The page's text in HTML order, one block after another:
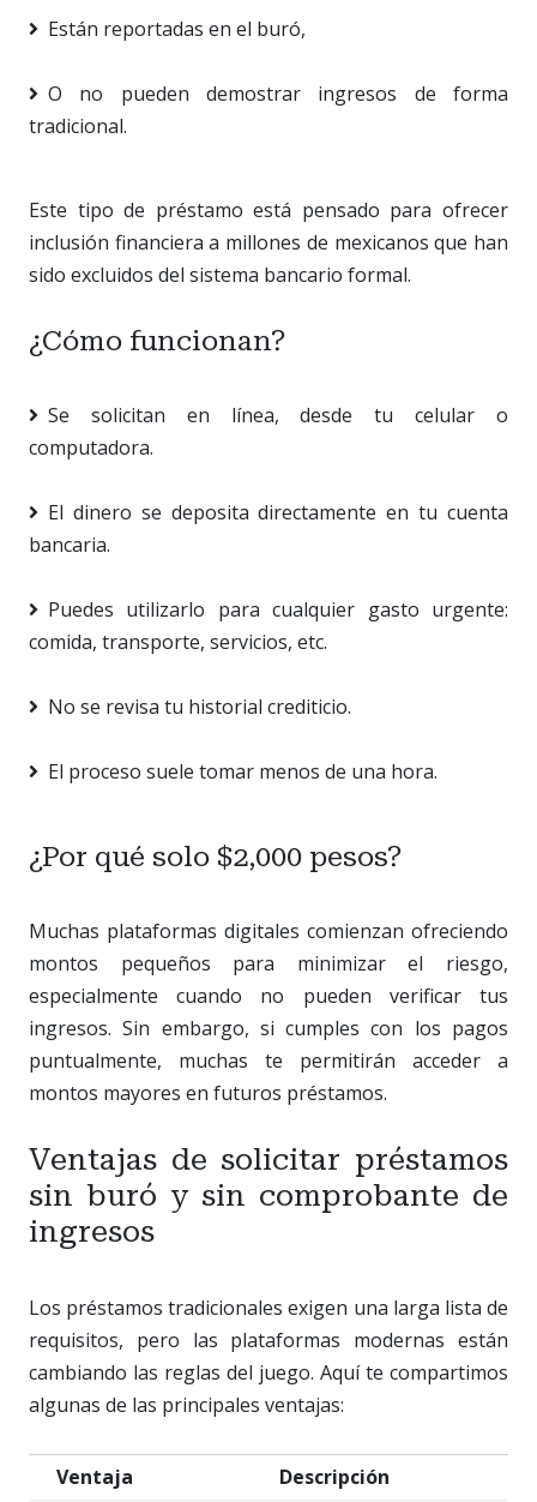
Están reportadas en el buró,
O no pueden demostrar ingresos de forma
tradicional.
Este tipo de préstamo está pensado para ofrecer
inclusión financiera a millones de mexicanos que han
sido excluidos del sistema bancario formal.
¿Cómo funcionan?
Se solicitan en línea, desde tu celular o
computadora.
El dinero se deposita directamente en tu cuenta
bancaria.
Puedes utilizarlo para cualquier gasto urgente:
comida, transporte, servicios, etc.
No se revisa tu historial crediticio.
El proceso suele tomar menos de una hora.
¿Por qué solo $2,000 pesos?
Muchas plataformas digitales comienzan ofreciendo
montos pequeños para minimizar el riesgo,
especialmente cuando no pueden verificar tus
ingresos. Sin embargo, si cumples con los pagos
puntualmente, muchas te permitirán acceder a
montos mayores en futuros préstamos.
Ventajas de solicitar préstamos
sin buró y sin comprobante de
ingresos
Los préstamos tradicionales exigen una larga lista de
requisitos, pero las plataformas modernas están
cambiando las reglas del juego. Aquí te compartimos
algunas de las principales ventajas:
Ventaja
Descripción